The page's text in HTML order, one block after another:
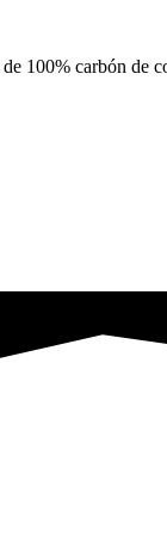
100% carbón de